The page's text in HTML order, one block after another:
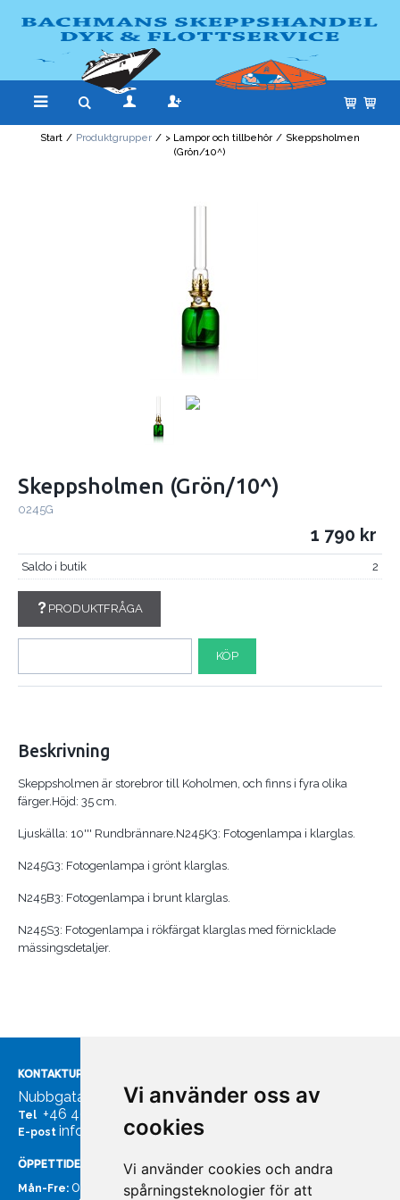
Vi använder oss av
cookies
Vi använder cookies och andra
spårningsteknologier för att
Start / Produktgrupper / > Lampor och tillbehör / Skeppsholmen
(Grön/10^)
Skeppsholmen (Grön/10^)
0245G
1 790
Saldo i butik 2
PRODUKTFRÅGA
KÖP
Beskrivning
Skeppsholmen är storebror till Koholmen, och finns i fyra olika
färger.Höjd: 35 cm.
Ljuskälla: 10''' Rundbrännare.N245K3: Fotogenlampa i klarglas.
N245G3: Fotogenlampa i grönt klarglas.
N245B3: Fotogenlampa i brunt klarglas.
N245S3: Fotogenlampa i rökfärgat klarglas med förnicklade
mässingsdetaljer.
KONTAKTUPPGIFTER
Nubbgatan 7, 211 24 Malmö
Tel +46 40185561
E-post info@bachmans.se
ÖPPETTIDER
Mån-Fre: 07:00 - 16:00